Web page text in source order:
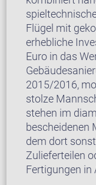
Flügel mit
erhebliche
Euro in das
2015/2016,
stolze
stehen im
bescheidenen
dem dort
Zulieferteilen
Fertigungen in